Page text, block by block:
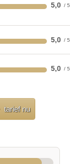
5,0
5,0
5,0
tarief nu